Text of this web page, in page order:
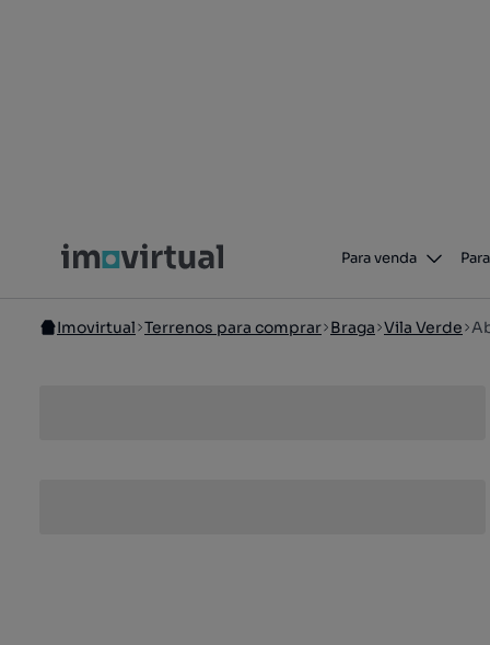
Para venda
Imovirtual Terrenos para comprar Braga Vila Verde